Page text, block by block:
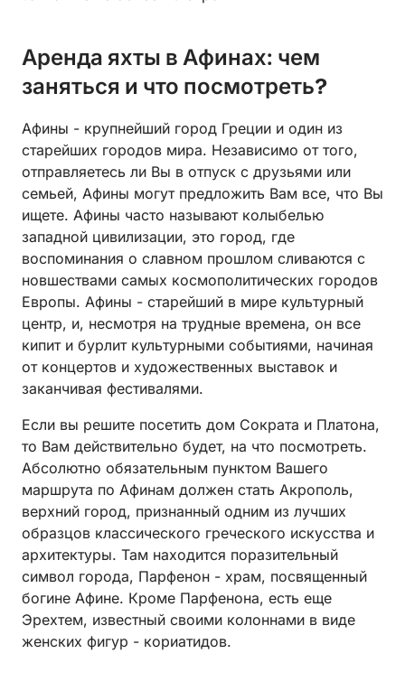
Аренда яхты в Афинах: чем
заняться и что посмотреть?
Афины - крупнейший город Греции и один из
старейших городов мира. Независимо от того,
отправляетесь ли Вы в отпуск с друзьями или
семьей, Афины могут предложить Вам все, что Вы
ищете. Афины часто называют колыбелью
западной цивилизации, это город, где
воспоминания о славном прошлом сливаются с
новшествами самых космополитических городов
Европы. Афины - старейший в мире культурный
центр, и, несмотря на трудные времена, он все
кипит и бурлит культурными событиями, начиная
от концертов и художественных выставок и
заканчивая фестивалями.
Если вы решите посетить дом Сократа и Платона,
то Вам действительно будет, на что посмотреть.
Абсолютно обязательным пунктом Вашего
маршрута по Афинам должен стать Акрополь,
верхний город, признанный одним из лучших
образцов классического греческого искусства и
архитектуры. Там находится поразительный
символ города, Парфенон - храм, посвященный
богине Афине. Кроме Парфенона, есть еще
Эрехтем, известный своими колоннами в виде
женских фигур - кориатидов.